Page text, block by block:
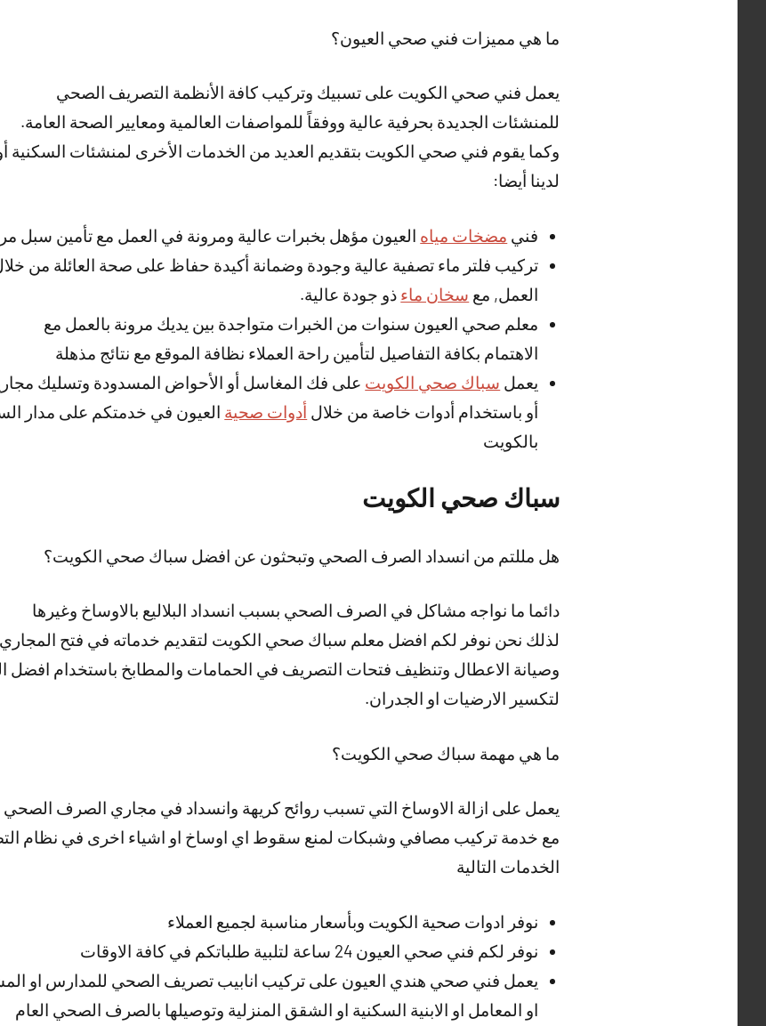
ما هي مميزات فني صحي العيون؟
يعمل فني صحي الكويت على تسبيك وتركيب كافة الأنظمة التصريف الصحي
للمنشئات الجديدة بحرفية عالية ووفقاً للمواصفات العالمية ومعايير الصحة العامة.
وكما يقوم فني صحي الكويت بتقديم العديد من الخدمات الأخرى لمنشئات السكنية أو
لدينا أيضا:
فني مضخات مياه العيون مؤهل بخبرات عالية ومرونة في العمل مع تأمين سبل
تركيب فلتر ماء تصفية عالية وجودة وضمانة أكيدة حفاظ على صحة العائلة من
العمل, مع سخان ماء ذو جودة عالية.
معلم صحي العيون سنوات من الخبرات متواجدة بين يديك مرونة بالعمل مع
الاهتمام بكافة التفاصيل لتأمين راحة العملاء نظافة الموقع مع نتائج مذهلة
يعمل سباك صحي الكويت على فك المغاسل أو الأحواض المسدودة وتسليك
أو باستخدام أدوات خاصة من خلال أدوات صحية العيون في خدمتكم على مدار
بالكويت
سباك صحي الكويت
هل مللتم من انسداد الصرف الصحي وتبحثون عن افضل سباك صحي الكويت؟
دائما ما نواجه مشاكل في الصرف الصحي بسبب انسداد البلاليع بالاوساخ وغيرها
لذلك نحن نوفر لكم افضل معلم سباك صحي الكويت لتقديم خدماته في فتح المجاري
وصيانة الاعطال وتنظيف فتحات التصريف في الحمامات والمطابخ باستخدام افضل
لتكسير الارضيات او الجدران.
ما هي مهمة سباك صحي الكويت؟
يعمل على ازالة الاوساخ التي تسبب روائح كريهة وانسداد في مجاري الصرف الصحي
مع خدمة تركيب مصافي وشبكات لمنع سقوط اي اوساخ او اشياء اخرى في نظام
الخدمات التالية
نوفر ادوات صحية الكويت وبأسعار مناسبة لجميع العملاء
نوفر لكم فني صحي العيون 24 ساعة لتلبية طلباتكم في كافة الاوقات
يعمل فني صحي هندي العيون على تركيب انابيب تصريف الصحي للمدارس او
او المعامل او الابنية السكنية او الشقق المنزلية وتوصيلها بالصرف الصحي العام